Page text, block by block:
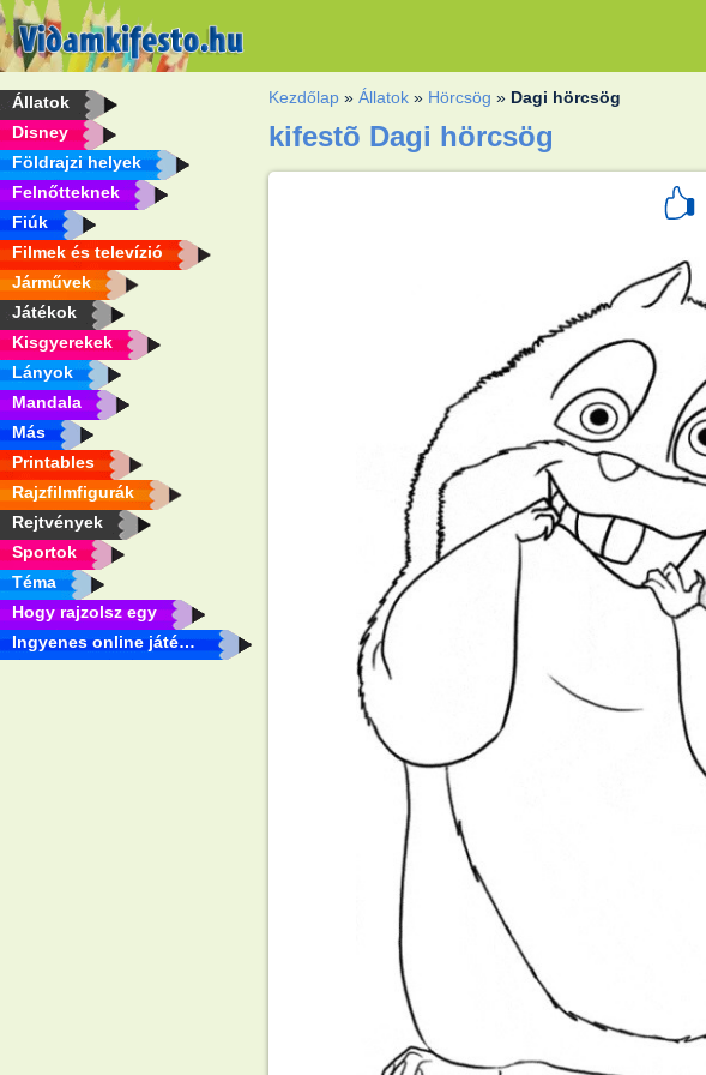
Állatok
Disney
Földrajzi helyek
Felnőtteknek
Fiúk
Filmek és televízió
Járművek
Játékok
Kisgyerekek
Lányok
Mandala
Más
Printables
Rajzfilmfigurák
Rejtvények
Sportok
Téma
Hogy rajzolsz egy
Ingyenes online játékok
Kezdőlap »Állatok » Hörcsög » Dagi hörcsög
kifestõ Dagi hörcsög